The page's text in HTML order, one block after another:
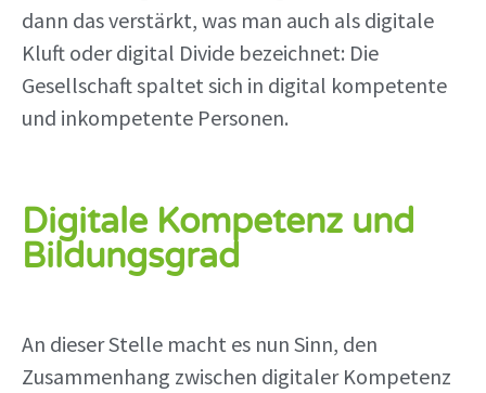
dann das verstärkt, was man auch als digitale
Kluft oder digital Divide bezeichnet: Die
Gesellschaft spaltet sich in digital kompetente
und inkompetente Personen.
Digitale Kompetenz und
Bildungsgrad
An dieser Stelle macht es nun Sinn, den
Zusammenhang zwischen digitaler Kompetenz